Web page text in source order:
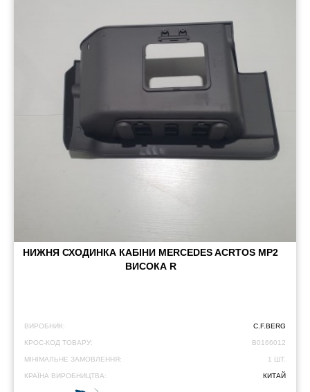
НИЖНЯ СХОДИНКА КАБІНИ MERCEDES ACRTOS MP2
ВИСОКА R
ВИРОБНИК: C.F.BERG
КРОС-КОД ТОВАРУ: B0166012
МІНІМАЛЬНЕ ЗАМОВЛЕННЯ: 1 ШТ.
КРАЇНА ВИРОБНИЦТВА: КИТАЙ